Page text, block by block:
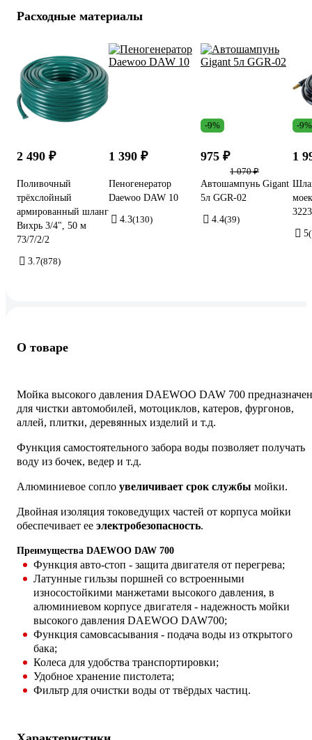
Расходные материалы
2 490 ₽
Поливочный
трёхслойный
армированный шланг
Вихрь 3/4", 50 м
73/7/2/2
3.7(878)
1 390 ₽
Пеногенератор
Daewoo DAW 10
4.3(130)
-9%
975 ₽
1 070 ₽
Автошампунь Gigant
5л GGR-02
4.4(39)
-9%
1
5
О товаре
Мойка высокого давления DAEWOO DAW 700
для чистки автомобилей, мотоциклов, катеров, фургонов,
аллей, плитки, деревянных изделий и т.д.
Функция самостоятельного забора воды позволяет получать
воду из бочек, ведер и т.д.
Алюминиевое сопло увеличивает срок службы мойки.
Двойная изоляция токоведущих частей от корпуса мойки
обеспечивает ее электробезопасность.
Преимущества DAEWOO DAW 700
Функция авто-стоп - защита двигателя от перегрева;
Латунные гильзы поршней со встроенными
износостойкими манжетами высокого давления, в
алюминиевом корпусе двигателя - надежность мойки
высокого давления DAEWOO DAW700;
Функция самовсасывания - подача воды из открытого
бака;
Колеса для удобства транспортировки;
Удобное хранение пистолета;
Фильтр для очистки воды от твёрдых частиц.